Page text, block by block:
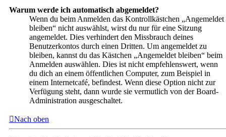
Warum werde ich automatisch abgemeldet?
Wenn du beim Anmelden das Kontrollkästchen „Angemeldet
bleiben“ nicht auswählst, wirst du nur für eine Sitzung
angemeldet. Dies verhindert den Missbrauch deines
Benutzerkontos durch einen Dritten. Um angemeldet zu
bleiben, kannst du das Kästchen „Angemeldet bleiben“ beim
Anmelden auswählen. Dies ist nicht empfehlenswert, wenn
du dich an einem öffentlichen Computer, zum Beispiel in
einem Internetcafé, befindest. Wenn diese Option nicht zur
Verfügung steht, dann wurde sie vermutlich von der Board-
Administration ausgeschaltet.
Nach oben